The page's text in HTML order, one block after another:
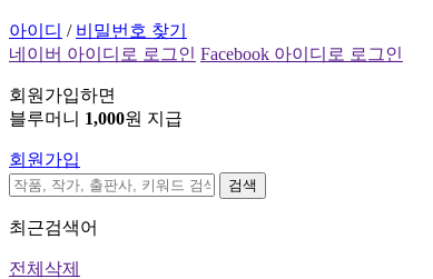
아이디 / 비밀번호 찾기
네이버 아이디로 로그인 Facebook 아이디로 로그인
회원가입하면
블루머니 1,000원 지급
회원가입
검색
최근검색어
전체삭제